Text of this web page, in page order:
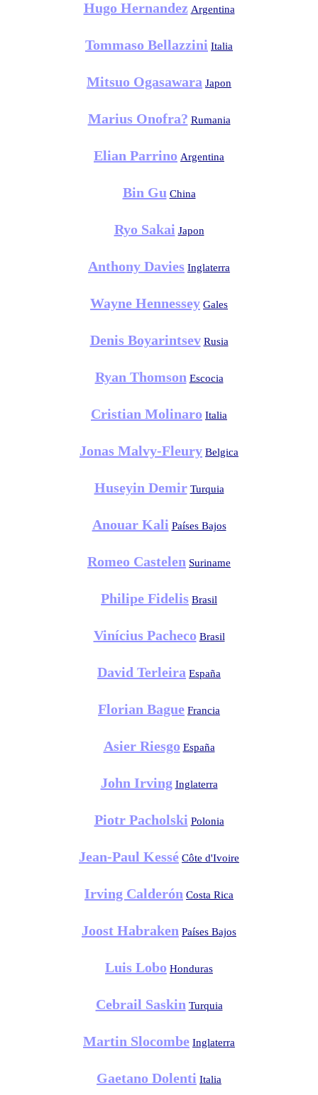
Hugo Hernandez Argentina
Tommaso Bellazzini Italia
Mitsuo Ogasawara Japon
Marius Onofra? Rumania
Elian Parrino Argentina
Bin Gu China
Ryo Sakai Japon
Anthony Davies Inglaterra
Wayne Hennessey Gales
Denis Boyarintsev Rusia
Ryan Thomson Escocia
Cristian Molinaro Italia
Jonas Malvy-Fleury Belgica
Huseyin Demir Turquia
Anouar Kali Países Bajos
Romeo Castelen Suriname
Philipe Fidelis Brasil
Vinícius Pacheco Brasil
David Terleira España
Florian Bague Francia
Asier Riesgo España
John Irving Inglaterra
Piotr Pacholski Polonia
Jean-Paul Kessé Côte d'Ivoire
Irving Calderón Costa Rica
Joost Habraken Países Bajos
Luis Lobo Honduras
Cebrail Saskin Turquia
Martin Slocombe Inglaterra
Gaetano Dolenti Italia